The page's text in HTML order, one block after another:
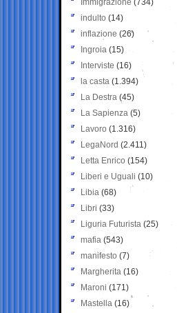
Immigrazione (734)
indulto (14)
inflazione (26)
Ingroia (15)
Interviste (16)
la casta (1.394)
La Destra (45)
La Sapienza (5)
Lavoro (1.316)
LegaNord (2.411)
Letta Enrico (154)
Liberi e Uguali (10)
Libia (68)
Libri (33)
Liguria Futurista (25)
mafia (543)
manifesto (7)
Margherita (16)
Maroni (171)
Mastella (16)